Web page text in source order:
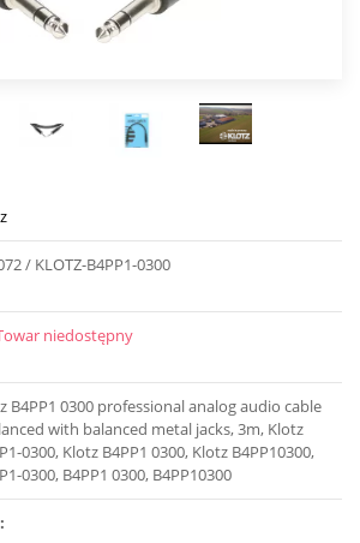
/ KLOTZ-B4PP1-0300
niedostępny
B4PP1 0300 professional analog audio cable
with balanced metal jacks, 3m, Klotz
0300, Klotz B4PP1 0300, Klotz B4PP10300,
0300, B4PP1 0300, B4PP10300